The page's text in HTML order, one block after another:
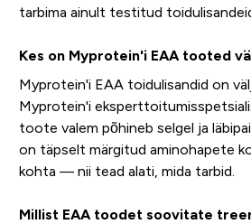
tarbima ainult testitud
Kes on Myprotein'i EAA tooted
Myprotein'i EAA toidulisandid on
Myprotein'i
toote valem põhineb selgel ja
on täpselt märgitud aminohapete
kohta — nii tead alati, mida tarbid.
Millist EAA toodet soovitate